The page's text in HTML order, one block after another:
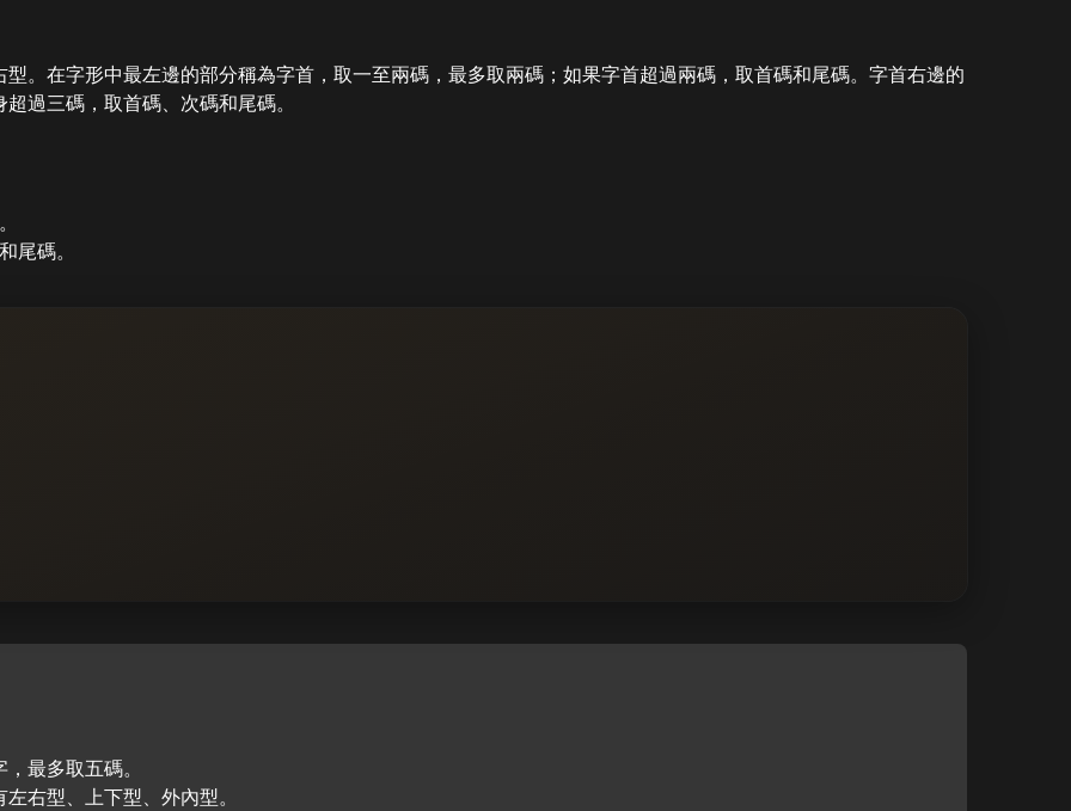
。在字形中最左邊的部分稱為字首，取一至兩碼，最多取兩碼；如果字首超過兩碼，取首碼和尾碼。字首右邊的
過三碼，取首碼、次碼和尾碼。
尾碼。
最多取五碼。
右型、上下型、外內型。